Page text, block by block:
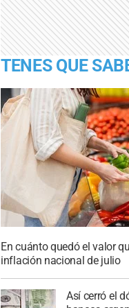
TENES QUE
En cuánto quedó el valor
inflación nacional de julio
Así cerró el